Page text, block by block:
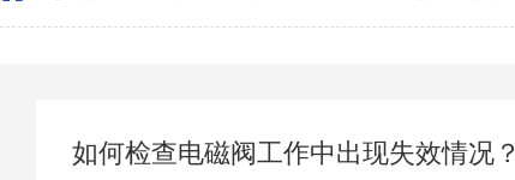
如何检查电磁阀工作中出现失效情况？